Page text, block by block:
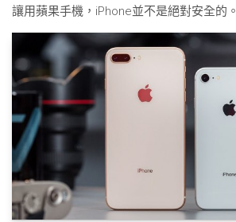
讓用蘋果手機，iPhone並不是絕對安全的。